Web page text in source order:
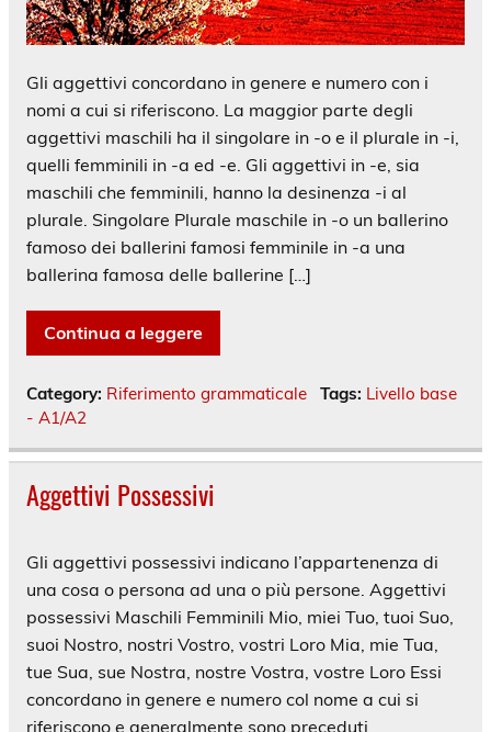
Gli aggettivi concordano in genere e numero con i
nomi a cui si riferiscono. La maggior parte degli
aggettivi maschili ha il singolare in -o e il plurale in -i,
quelli femminili in -a ed -e. Gli aggettivi in -e, sia
maschili che femminili, hanno la desinenza -i al
plurale. Singolare Plurale maschile in -o un ballerino
famoso dei ballerini famosi femminile in -a una
ballerina famosa delle ballerine […]
Continua a leggere
Category: Riferimento grammaticale Tags: Livello base
- A1/A2
Aggettivi Possessivi
Gli aggettivi possessivi indicano l’appartenenza di
una cosa o persona ad una o più persone. Aggettivi
possessivi Maschili Femminili Mio, miei Tuo, tuoi Suo,
suoi Nostro, nostri Vostro, vostri Loro Mia, mie Tua,
tue Sua, sue Nostra, nostre Vostra, vostre Loro Essi
concordano in genere e numero col nome a cui si
riferiscono e generalmente sono preceduti